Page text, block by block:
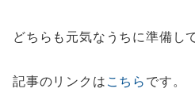
どちらも元気なうちに準備し
記事のリンクは こちら です。